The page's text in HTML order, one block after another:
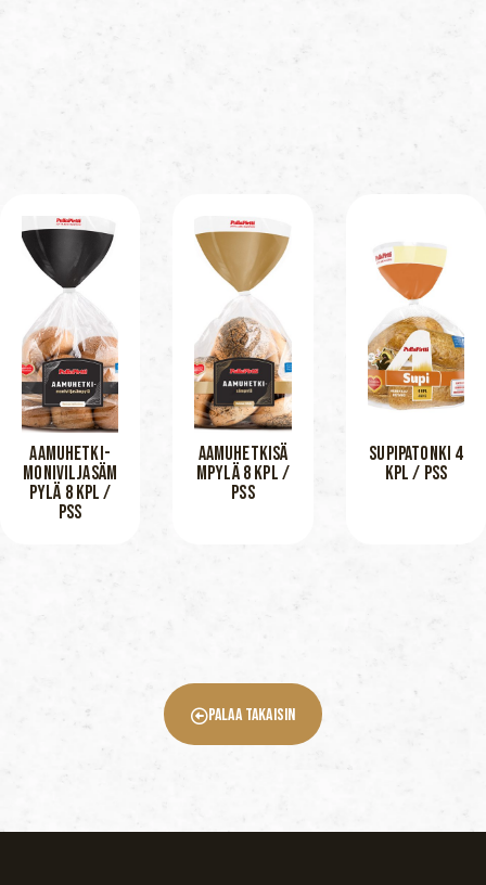
AAMUHETKI-
MONIVILJASÄM
PYLÄ 8 KPL /
PSS
AAMUHETKISÄ
MPYLÄ 8 KPL /
PSS
SUPIPATONKI 4
KPL / PSS
Palaa Takaisin